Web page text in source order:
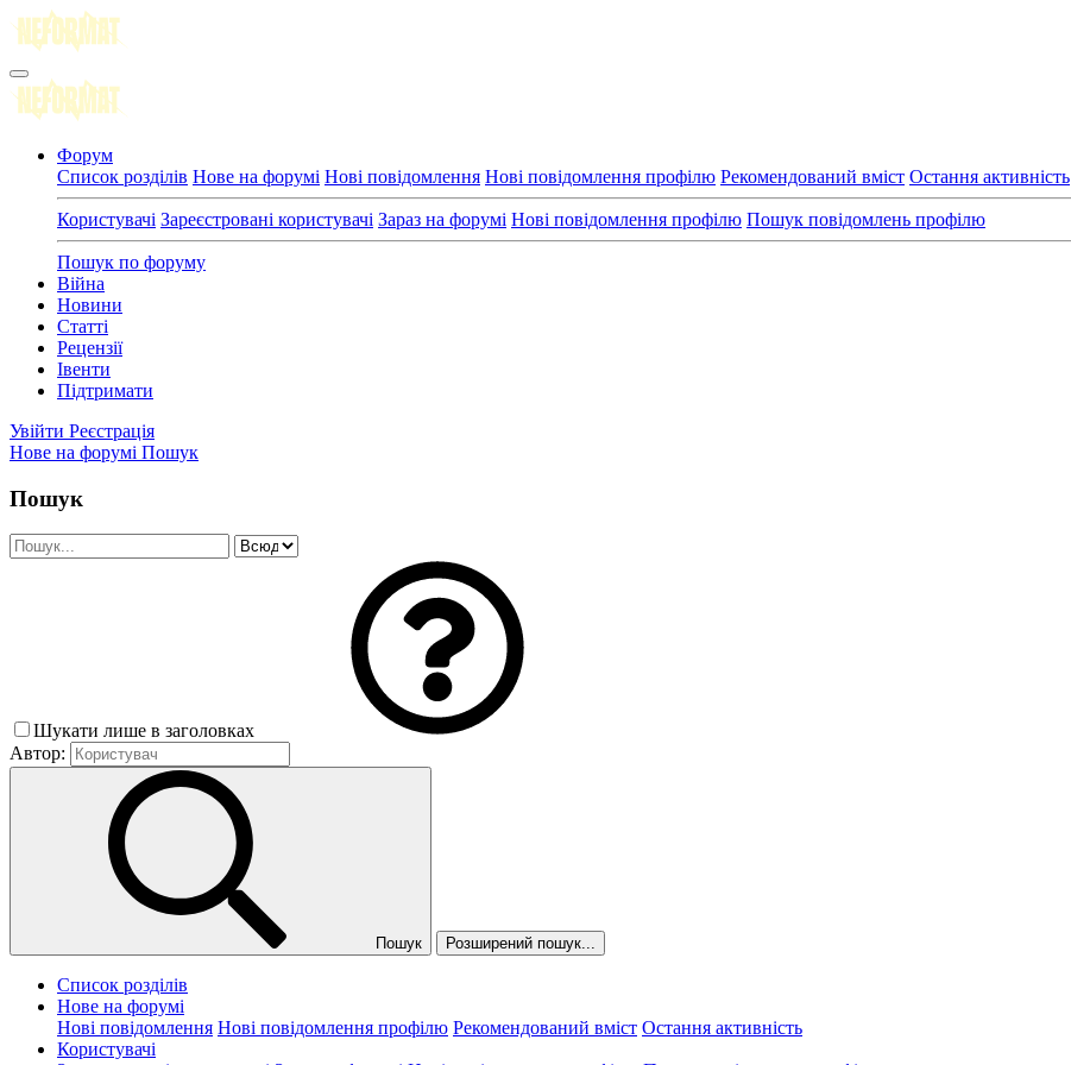
Форум
Список розділів Нове на форумі Нові повідомлення Нові повідомлення профілю Рекомендований вміст Остання активність
Користувачі Зареєстровані користувачі Зараз на форумі Нові повідомлення профілю Пошук повідомлень профілю
Пошук по форуму
Війна
Новини
Статті
Рецензії
Івенти
Підтримати
Увійти Реєстрація
Нове на форумі Пошук
Пошук
Шукати лише в заголовках
Автор:
Пошук Розширений пошук...
Список розділів
Нове на форумі
Нові повідомлення Нові повідомлення профілю Рекомендований вміст Остання активність
Користувачі